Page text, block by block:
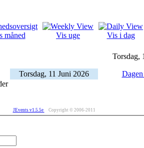
måned Vis uge Vis i dag
Torsdag,
Torsdag, 11 Juni 2026
JEvents v1.5.5e Copyright © 2006-2011